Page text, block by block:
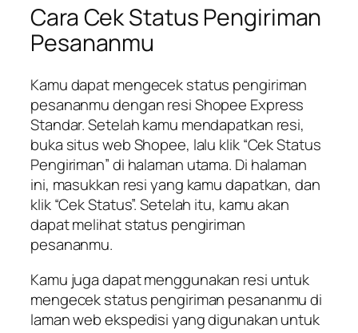
Cara Cek Status Pengiriman
Pesananmu
Kamu dapat mengecek status pengiriman
pesananmu dengan resi Shopee Express
Standar. Setelah kamu mendapatkan resi,
buka situs web Shopee, lalu klik “Cek Status
Pengiriman” di halaman utama. Di halaman
ini, masukkan resi yang kamu dapatkan, dan
klik “Cek Status”. Setelah itu, kamu akan
dapat melihat status pengiriman
pesananmu.
Kamu juga dapat menggunakan resi untuk
mengecek status pengiriman pesananmu di
laman web ekspedisi yang digunakan untuk